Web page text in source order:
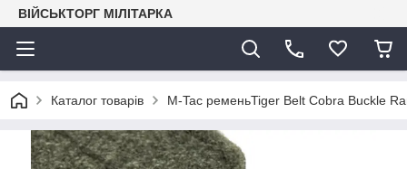
ВІЙСЬКТОРГ МІЛІТАРКА
Каталог товарів M-Tac ременьTiger Belt Cobra Buckle